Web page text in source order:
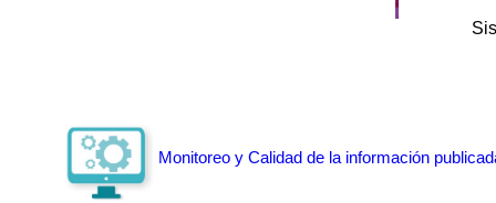
Monitoreo y Calidad de la información